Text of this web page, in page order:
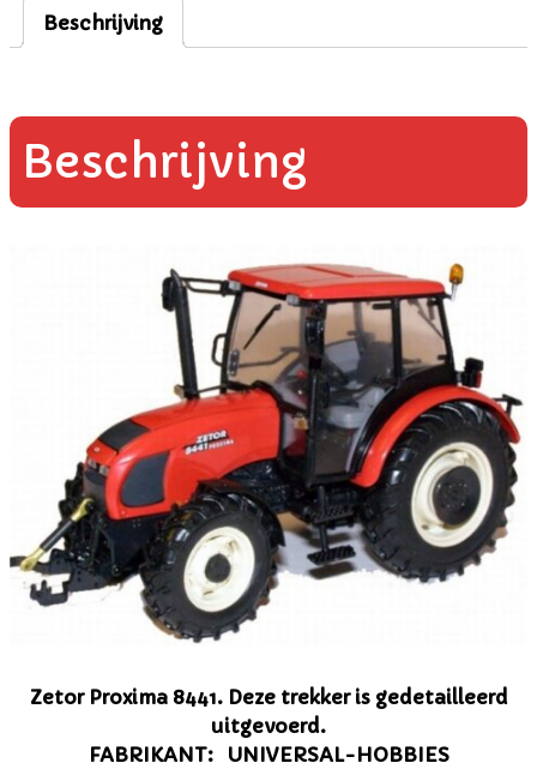
Beschrijving
Beschrijving
Zetor Proxima 8441. Deze trekker is gedetailleerd
uitgevoerd.
FABRIKANT: UNIVERSAL-HOBBIES